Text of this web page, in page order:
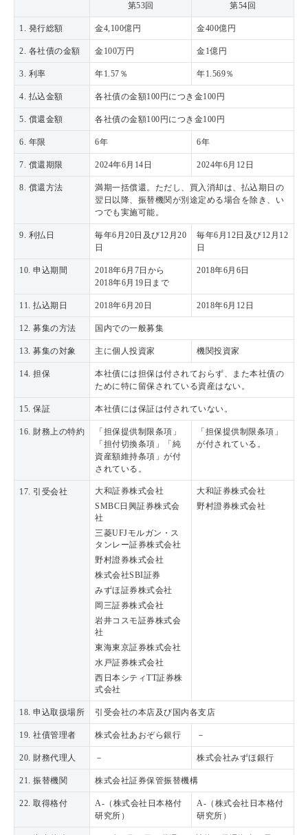
第53回 第54回
1. 発行総額 金4,100億円 金400億円
2. 各社債の金額 金100万円 金1億円
3. 利率 年1.57％ 年1.569％
4. 払込金額 各社債の金額100円につき金100円
5. 償還金額 各社債の金額100円につき金100円
6. 年限 6年 6年
7. 償還期限 2024年6月14日 2024年6月12日
8. 償還方法
満期一括償還。ただし、買入消却は、払込期日の
翌日以降、振替機関が別途定める場合を除き、い
つでも実施可能。
9. 利払日
毎年6月20日及び12月20
日
毎年6月12日及び12月12
日
10. 申込期間
2018年6月7日から
2018年6月19日まで
2018年6月6日
11. 払込期日 2018年6月20日 2018年6月12日
12. 募集の方法 国内での一般募集
13. 募集の対象 主に個人投資家 機関投資家
14. 担保
本社債には担保は付されておらず、また本社債の
ために特に留保されている資産はない。
15. 保証 本社債には保証は付されていない。
16. 財務上の特約
「担保提供制限条項」
「担付切換条項」「純
資産額維持条項」が付
されている。
「担保提供制限条項」
が付されている。
17. 引受会社
大和証券株式会社
SMBC日興証券株式会
社
三菱UFJモルガン・ス
タンレー証券株式会社
野村證券株式会社
株式会社SBI証券
みずほ証券株式会社
岡三証券株式会社
岩井コスモ証券株式会
社
東海東京証券株式会社
水戸証券株式会社
西日本シティTT証券株
式会社
大和証券株式会社
野村證券株式会社
18. 申込取扱場所 引受会社の本店及び国内各支店
19. 社債管理者 株式会社あおぞら銀行 －
20. 財務代理人 － 株式会社みずほ銀行
21. 振替機関 株式会社証券保管振替機構
22. 取得格付
A-（株式会社日本格付
研究所）
A-（株式会社日本格付
研究所）